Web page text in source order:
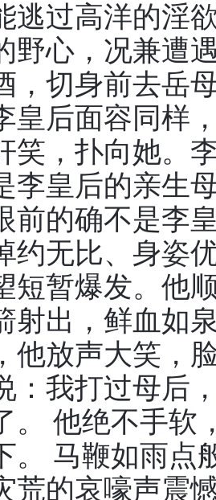
逃过高洋的淫
野心，况兼遭
，切身前去岳
皇后面容同样
笑，扑向她。
李皇后的亲生
前的确不是李
约无比、身姿
短暂爆发。他
射出，鲜血如
他放声大笑，
：我打过母后
。 他绝不手软
。 马鞭如雨点
荒的哀嚎声震